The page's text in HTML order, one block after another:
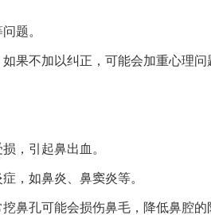
题。
果不加以纠正，可能会加重心理问
，引起鼻出血。
，如鼻炎、鼻窦炎等。
鼻孔可能会损伤鼻毛，降低鼻腔的